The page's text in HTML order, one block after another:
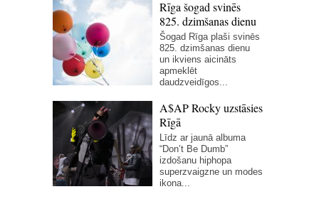
Rīga šogad svinēs
825. dzimšanas dienu
Šogad Rīga plaši svinēs
825. dzimšanas dienu
un ikviens aicināts
apmeklēt
daudzveidīgos...
A$AP Rocky uzstāsies
Rīgā
Līdz ar jaunā albuma
“Don’t Be Dumb”
izdošanu hiphopa
superzvaigzne un modes
ikona...